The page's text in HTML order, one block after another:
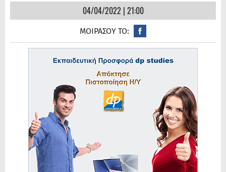
04/04/2022 | 21:00
ΜΟΙΡΑΣΟΥ ΤΟ: